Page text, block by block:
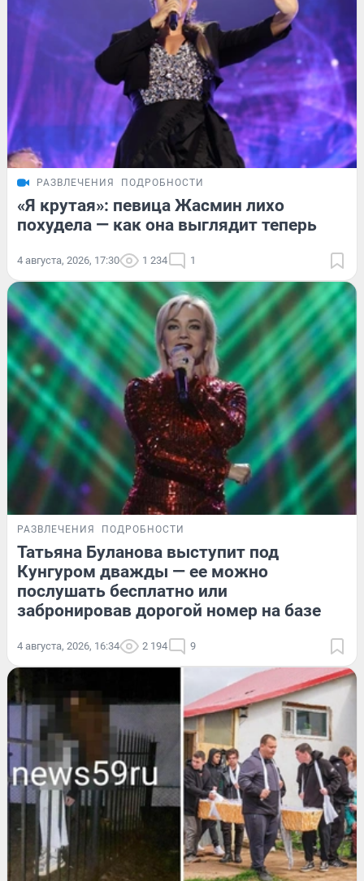
РАЗВЛЕЧЕНИЯ ПОДРОБНОСТИ
«Я крутая»: певица Жасмин лихо
похудела — как она выглядит теперь
4 августа, 2026, 17:30 1 234 1
РАЗВЛЕЧЕНИЯ ПОДРОБНОСТИ
Татьяна Буланова выступит под
Кунгуром дважды — ее можно
послушать бесплатно или
забронировав дорогой номер на базе
4 августа, 2026, 16:34 2 194 9